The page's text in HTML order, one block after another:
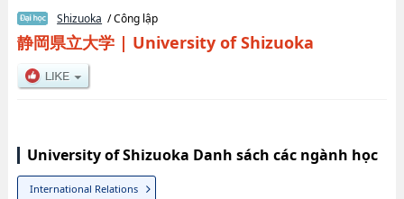
Shizuoka / Công lập
静岡県立大学| University of Shizuoka
University of Shizuoka Danh sách các ngành học
International Relations